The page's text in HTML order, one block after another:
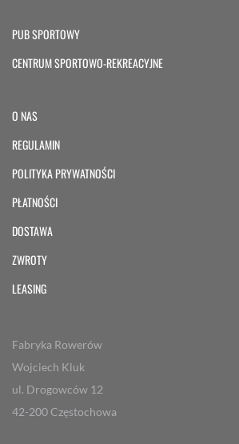
PUB SPORTOWY
CENTRUM SPORTOWO-REKREACYJNE
O NAS
REGULAMIN
POLITYKA PRYWATNOŚCI
PŁATNOŚCI
DOSTAWA
ZWROTY
LEASING
Fabryka Rowerów
Wojciech Kluk
ul. Drogowców 12
42-200 Częstochowa